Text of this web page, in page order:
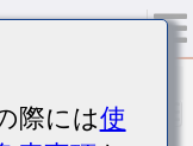
際には使